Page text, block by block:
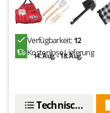
Robomow
Rossofuoco
Rover Pompe
Verfügbarkeit:12
Kostenlose Lieferung
14. Aug. - 18. Aug.
Technische Daten